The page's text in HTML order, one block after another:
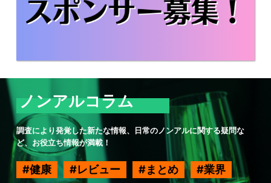
ノンアルコラム
調査により発覚した新たな情報、日常のノンアルに関する疑問な
ど、お役立ち情報が満載！
健康 レビュー まとめ
業界